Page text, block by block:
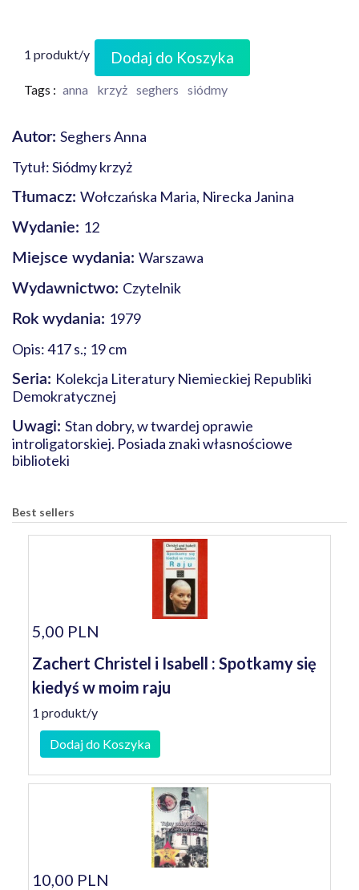
1 produkt/y Dodaj do Koszyka
Tags : anna krzyż seghers siódmy
Autor: Seghers Anna
Tytuł: Siódmy krzyż
Tłumacz: Wołczańska Maria, Nirecka Janina
Wydanie: 12
Miejsce wydania: Warszawa
Wydawnictwo: Czytelnik
Rok wydania: 1979
Opis: 417 s.; 19 cm
Seria: Kolekcja Literatury Niemieckiej Republiki
Demokratycznej
Uwagi: Stan dobry, w twardej oprawie
introligatorskiej. Posiada znaki własnościowe
biblioteki
Best sellers
5,00 PLN
Zachert Christel i Isabell : Spotkamy się
kiedyś w moim raju
1 produkt/y
Dodaj do Koszyka
10,00 PLN